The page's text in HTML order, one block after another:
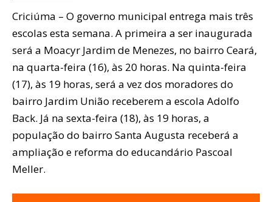
Criciúma – O governo municipal entrega mais três
escolas esta semana. A primeira a ser inaugurada
será a Moacyr Jardim de Menezes, no bairro Ceará,
na quarta-feira (16), às 20 horas. Na quinta-feira
(17), às 19 horas, será a vez dos moradores do
bairro Jardim União receberem a escola Adolfo
Back. Já na sexta-feira (18), às 19 horas, a
população do bairro Santa Augusta receberá a
ampliação e reforma do educandário Pascoal
Meller.